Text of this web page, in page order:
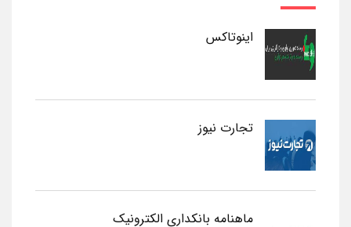
اینوتاکس
تجارت نیوز
ماهنامه بانکداری الکترونیک